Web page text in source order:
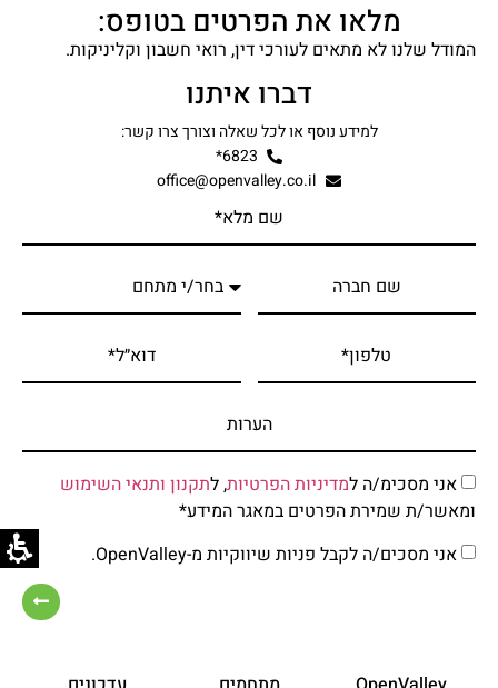
מלאו את הפרטים בטופס:
המודל שלנו לא מתאים לעורכי דין, רואי חשבון וקליניקות.
דברו איתנו
למידע נוסף או לכל שאלה וצורך צרו קשר:
6823*
office@openvalley.co.il
אני מסכימ/ה למדיניות הפרטיות, לתקנון ותנאי השימוש
ומאשר/ת שמירת הפרטים במאגר המידע*
אני מסכים/ה לקבל פניות שיווקיות מ-OpenValley.